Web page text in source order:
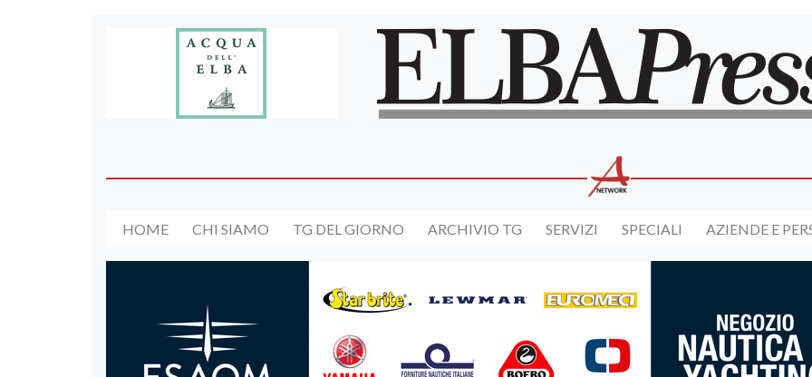
HOME CHI SIAMO TG DEL GIORNO ARCHIVIO TG SERVIZI SPECIALI AZIENDE E